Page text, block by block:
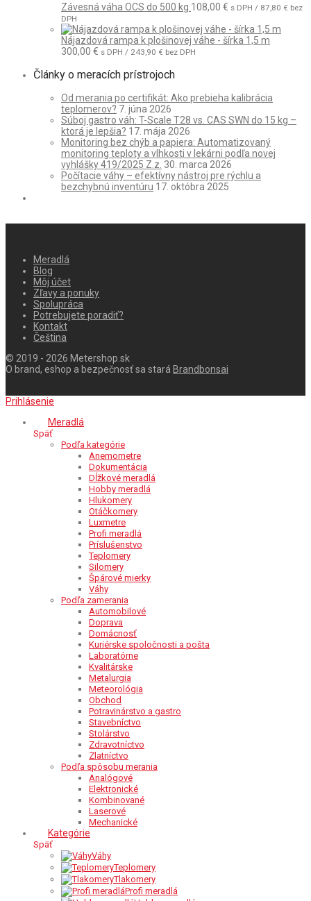
Závesná váha OCS do 500 kg 108,00 € s DPH / 87,80 € bez
DPH
Nájazdová rampa k plošinovej váhe - šírka 1,5 m
300,00 € s DPH / 243,90 € bez DPH
Články o meracích prístrojoch
Od merania po certifikát: Ako prebieha kalibrácia
teplomerov? 7. júna 2026
Súboj gastro váh: T-Scale T28 vs. CAS SWN do 15 kg –
ktorá je lepšia? 17. mája 2026
Monitoring bez chýb a papiera: Automatizovaný
monitoring teploty a vlhkosti v lekárni podľa novej
vyhlášky 419/2025 Z.z. 30. marca 2026
Počítacie váhy – efektívny nástroj pre rýchlu a
bezchybnú inventúru 17. októbra 2025
Meradlá
Blog
Môj účet
Zľavy a ponuky
Spolupráca
Potrebujete poradiť?
Kontakt
Čeština
© 2019 - 2026 Metershop.sk
O brand, eshop a bezpečnosť sa stará Brandbonsai
Prihlásenie
Meradlá
Späť
Podľa kategórie
Anemometre
Dokumentácia
Dĺžkové meradlá
Hobby meradlá
Hlukomery
Otáčkomery
Luxmetre
Profi meradlá
Príslušenstvo
Teplomery
Silomery
Špárové mierky
Váhy
Podľa zamerania
Automobilové
Doprava
Domácnosť
Kuriérske spoločnosti a pošta
Laboratórne
Kvalitárske
Metalurgia
Meteorológia
Obchod
Potravinárstvo a gastro
Stavebníctvo
Stolárstvo
Zdravotníctvo
Zlatníctvo
Podľa spôsobu merania
Analógové
Elektronické
Kombinované
Laserové
Mechanické
Kategórie
Späť
Váhy
Teplomery
Tlakomery
Profi meradlá